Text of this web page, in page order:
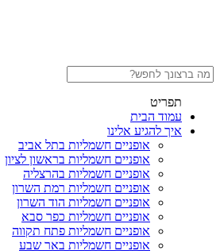
תפריט
עמוד הבית
איך להגיע אלינו
אופניים חשמליות בתל אביב
אופניים חשמליות בראשון לציון
אופניים חשמליות בהרצליה
אופניים חשמליות רמת השרון
אופניים חשמליות הוד השרון
אופניים חשמליות כפר סבא
אופניים חשמליות פתח תקווה
אופניים חשמליות באר שבע